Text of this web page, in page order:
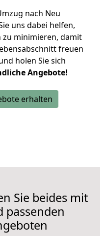
nach Neu
uns dabei helfen,
zu minimieren, damit
freuen
holen Sie sich
Angebote!
erhalten
Sie beides mit
passenden